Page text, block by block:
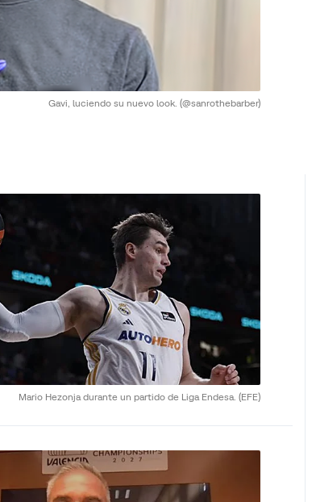
Gavi, luciendo su nuevo look. (@sanrothebarber)
Mario Hezonja durante un partido de Liga Endesa. (EFE)